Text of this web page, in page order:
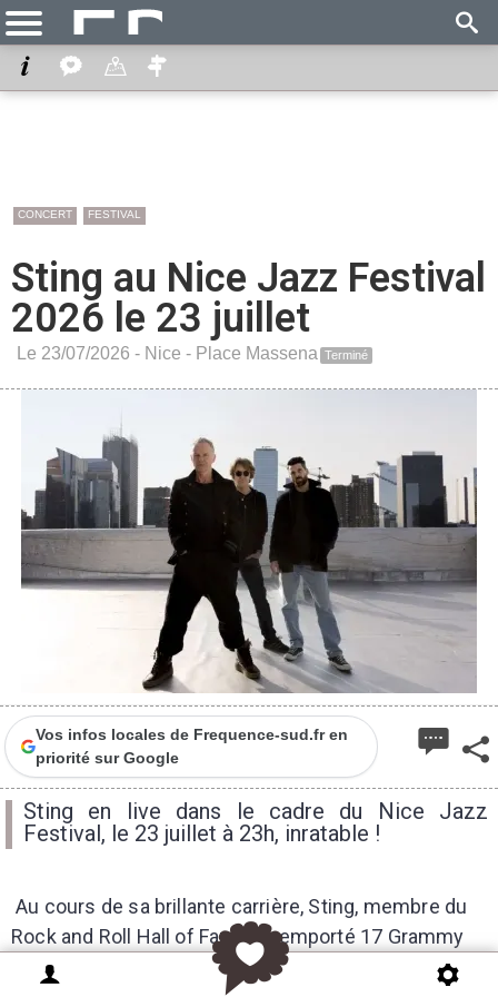
CONCERT FESTIVAL
Sting au Nice Jazz Festival
2026 le 23 juillet
Le 23/07/2026 - Nice - Place Massena Terminé
Vos infos locales de Frequence-sud.fr en
priorité sur Google
Sting en live dans le cadre du Nice Jazz
Festival, le 23 juillet à 23h, inratable !
Au cours de sa brillante carrière, Sting, membre du
Rock and Roll Hall of Fame, a remporté 17 Grammy
Awards et vendu 100 millions d’albums dans le